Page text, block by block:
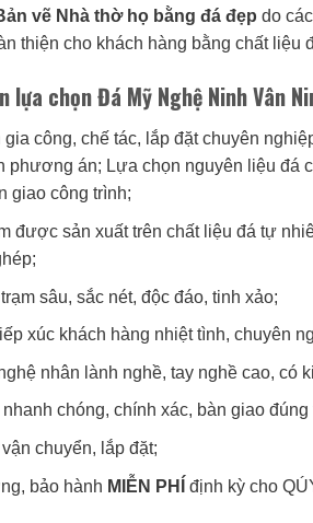
vẽ Nhà thờ họ bằng đá đẹp do
thiện cho khách hàng bằng chất
lựa chọn Đá Mỹ Nghệ Ninh Vân
gia công, chế tác, lắp đặt chuyên
phương án; Lựa chọn nguyên liệu đá
giao công trình;
được sản xuất trên chất liệu đá tự
sâu, sắc nét, độc đáo, tinh xảo;
xúc khách hàng nhiệt tình, chuyên
nhân lành nghề, tay nghề cao, có
chóng, chính xác, bàn giao
chuyển, lắp đặt;
bảo hành MIỄN PHÍ định kỳ cho